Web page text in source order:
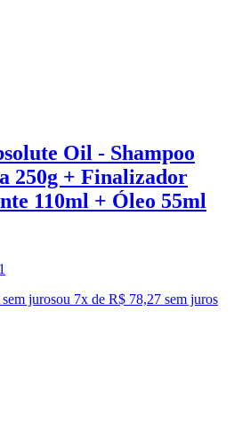
Oil - Shampoo
250g + Finalizador
110ml + Óleo 55ml
jurosou 7x de R$ 78,27 sem juros